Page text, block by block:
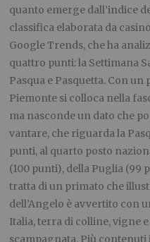
quanto emerge dall’indice
classifica elaborata da
Google Trends, che ha
quattro punti: la Settimana
Pasqua e Pasquetta. Con
Piemonte si colloca nella
ma nasconde un dato che
vantare, che riguarda la
punti, al quarto posto
(100 punti), della Puglia (99
tratta di un primato che
dell’Angelo è avvertito con
Italia, terra di colline, vigne
scampagnata. Più contenuti